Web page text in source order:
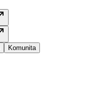
Komunita